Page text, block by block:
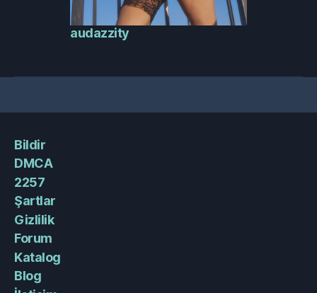
audazzity
Bildir
DMCA
2257
Şartlar
Gizlilik
Forum
Katalog
Blog